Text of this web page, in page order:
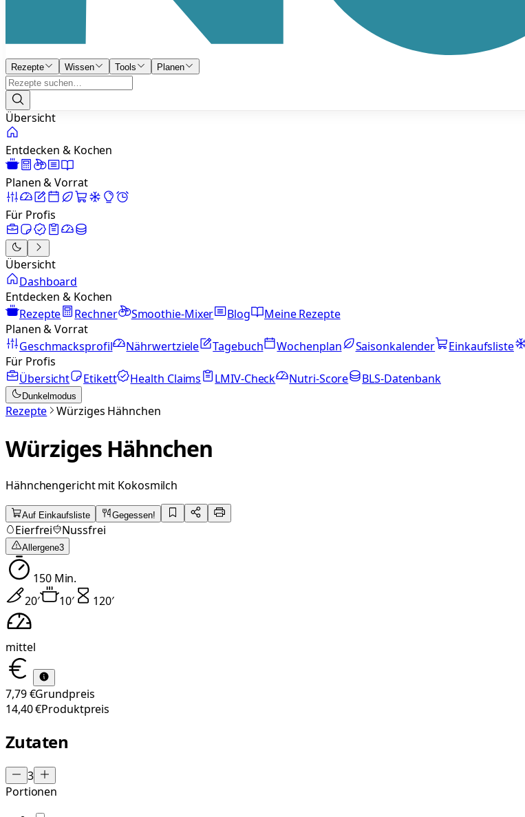
Rezepte Wissen Tools Planen
Übersicht
Entdecken & Kochen
Planen & Vorrat
Für Profis
Übersicht
Dashboard
Entdecken & Kochen
Rezepte
Rechner Smoothie-Mixer Blog
Meine Rezepte
Planen & Vorrat
Geschmacksprofil
Nährwertziele Tagebuch Wochenplan Saisonkalender Einkaufsliste
Für Profis
Übersicht
Etikett Health Claims LMIV-Check Nutri-Score BLS-Datenbank
Dunkelmodus
Rezepte Würziges Hähnchen
Würziges Hähnchen
Hähnchengericht mit Kokosmilch
Auf Einkaufsliste Gegessen!
Eierfrei Nussfrei
Allergene3
150Min.
20′ 10′ 120′
mittel
7,79 €Grundpreis
14,40 €Produktpreis
Zutaten
3
Portionen